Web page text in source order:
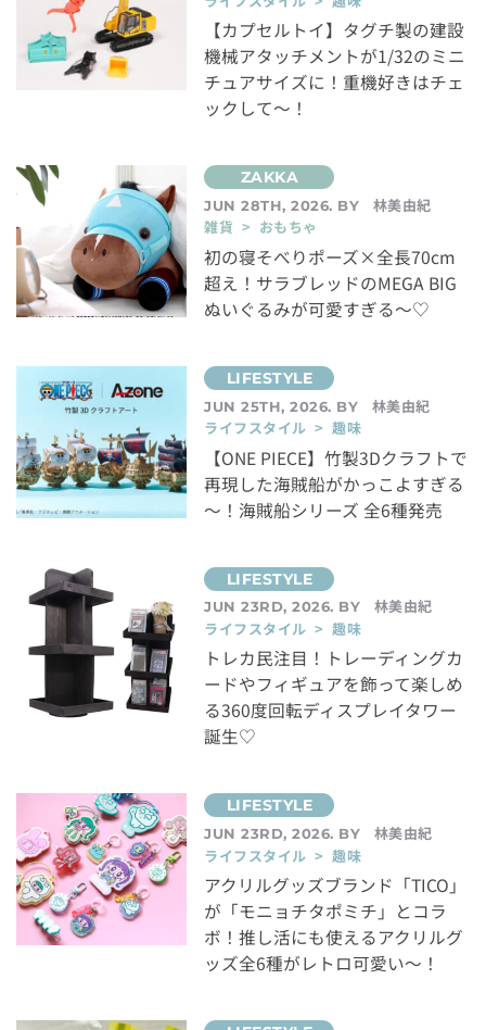
【カプセルトイ】タグチ製の建設
機械アタッチメントが1/32のミニ
チュアサイズに！重機好きはチェ
ックして～！
JUN 28TH, 2026. BY
林美由紀
雑貨 > おもちゃ
初の寝そべりポーズ×全長70cm
超え！サラブレッドのMEGA BIG
ぬいぐるみが可愛すぎる～♡
JUN 25TH, 2026. BY
林美由紀
ライフスタイル > 趣味
【ONE PIECE】竹製3Dクラフトで
再現した海賊船がかっこよすぎる
～！海賊船シリーズ 全6種発売
JUN 23RD, 2026. BY
林美由紀
ライフスタイル > 趣味
トレカ民注目！トレーディングカ
ードやフィギュアを飾って楽しめ
る360度回転ディスプレイタワー
誕生♡
JUN 23RD, 2026. BY
林美由紀
ライフスタイル > 趣味
アクリルグッズブランド「TICO」
が「モニョチタポミチ」とコラ
ボ！推し活にも使えるアクリルグ
ッズ全6種がレトロ可愛い～！